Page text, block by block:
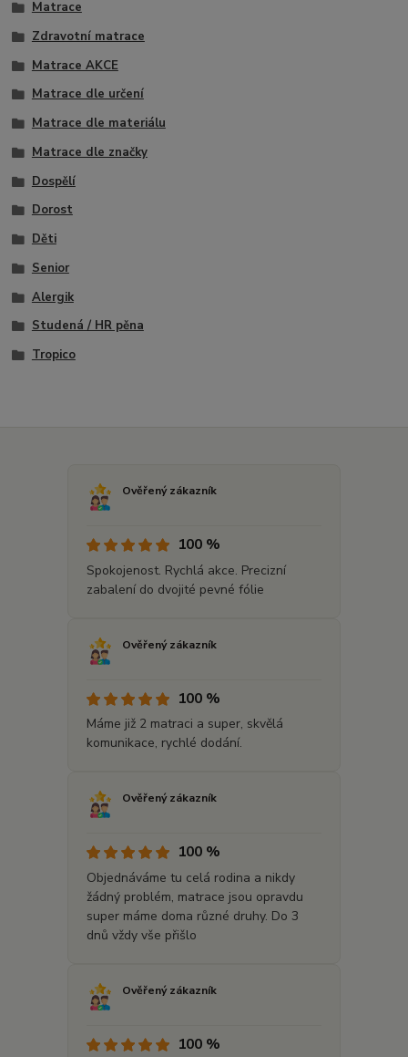
Matrace
Zdravotní matrace
Matrace AKCE
Matrace dle určení
Matrace dle materiálu
Matrace dle značky
Dospělí
Dorost
Děti
Senior
Alergik
Studená / HR pěna
Tropico
Ověřený zákazník
100 %
Spokojenost. Rychlá akce. Precizní
zabalení do dvojité pevné fólie
Ověřený zákazník
100 %
Máme již 2 matraci a super, skvělá
komunikace, rychlé dodání.
Ověřený zákazník
100 %
Objednáváme tu celá rodina a nikdy
žádný problém, matrace jsou opravdu
super máme doma různé druhy. Do 3
dnů vždy vše přišlo
Ověřený zákazník
100 %